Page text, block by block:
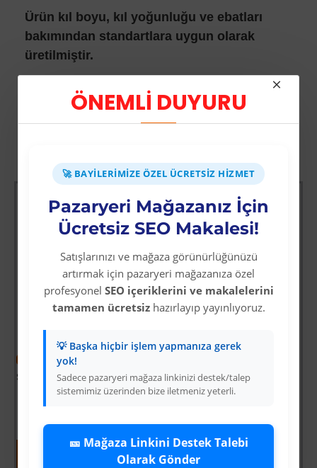
ÖNEMLİ DUYURU
🚀 BAYILERIMIZE ÖZEL ÜCRETSIZ HIZMET
Pazaryeri Mağazanız İçin
Ücretsiz SEO Makalesi!
Satışlarınızı ve mağaza görünürlüğünüzü
artırmak için pazaryeri mağazanıza özel
profesyonel SEO içeriklerini ve makalelerini
tamamen ücretsizhazırlayıp yayınlıyoruz.
💡 Başka hiçbir işlem yapmanıza gerek
yok!
Sadece pazaryeri mağaza linkinizi destek/talep
sistemimiz üzerinden bize iletmeniz yeterli.
🎫 Mağaza Linkini Destek Talebi
Olarak Gönder
Ürün kıl boyu, kıl yoğunluğu ve ebatları
bakımından standartlara uygun olarak
üretilmiştir.
Star Diving Dalış Maskesi Yetişkin - 51701-MAVİ - 1 ADET
Üyelere Özel Fiyat
Üye Olunuz